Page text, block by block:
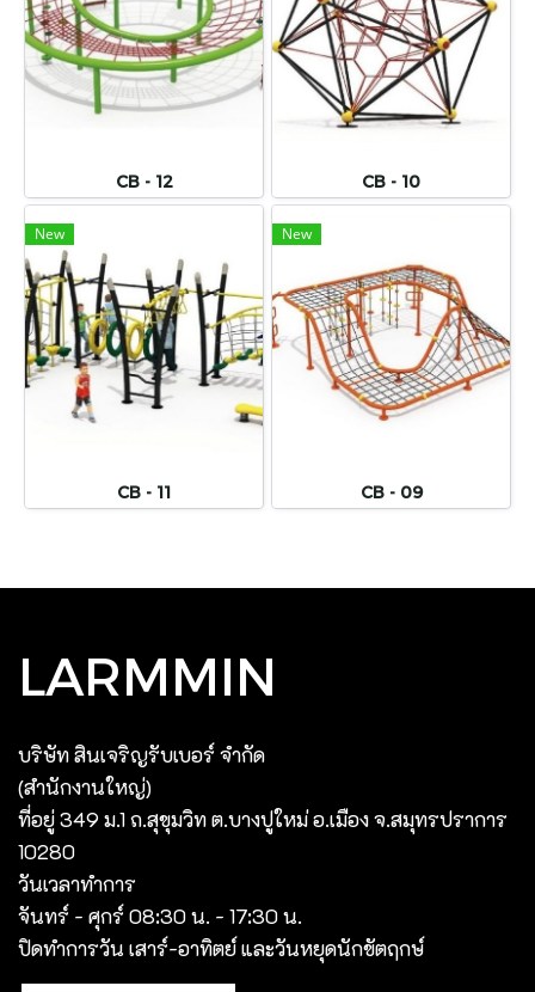
CB - 12 CB - 10
New
CB - 11
New
CB - 09
LARMMIN
บริษัท สินเจริญรับเบอร์ จํากัด
(สํานักงานใหญ่)
ที่อยู่ 349 ม.1 ถ.สุขุมวิท ต.บางปูใหม่ อ.เมือง จ.สมุทรปราการ
10280
วันเวลาทำการ
จันทร์ - ศุกร์ 08:30 น. - 17:30 น.
ปิดทำการวัน เสาร์-อาทิตย์ และวันหยุดนักขัตฤกษ์